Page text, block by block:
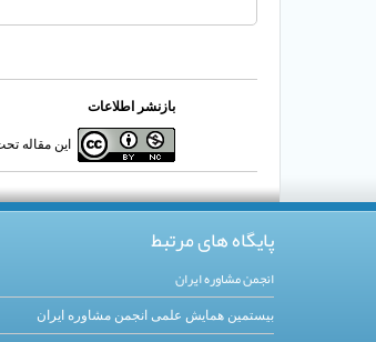
بازنشر اطلاعات
این مقاله
پایگاه های مرتبط
انجمن مشاوره ایران
بیستمین همایش علمی انجمن مشاوره ایران